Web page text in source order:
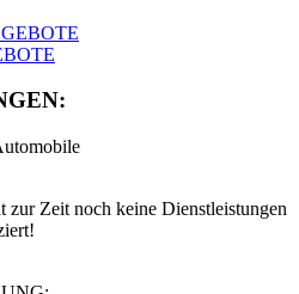
zur Zeit noch keine Dienstleistungen